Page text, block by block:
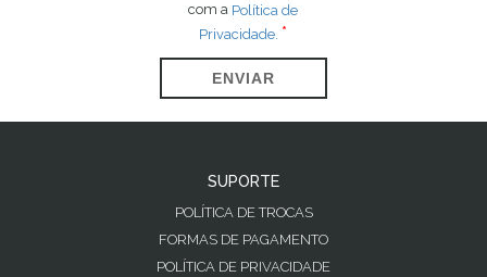
com a Política de
Privacidade.
ENVIAR
SUPORTE
POLÍTICA DE TROCAS
FORMAS DE PAGAMENTO
POLÍTICA DE PRIVACIDADE